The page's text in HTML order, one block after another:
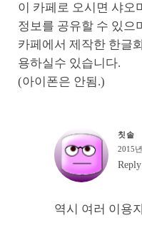
이 카페로 오시면 샤오
정보를 공유할 수 있으
카페에서 제작한 한글
용하실수 있습니다.
(아이폰은 안됨.)
칫솔
2015
Reply
역시 여러 이용